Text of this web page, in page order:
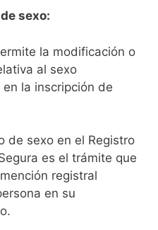
sexo:
la modificación o
al sexo
la inscripción de
de sexo en el Registro
es el trámite que
registral
en su